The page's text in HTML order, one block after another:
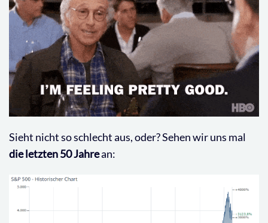
Sieht nicht so schlecht aus, oder? Sehen wir uns mal
die letzten 50 Jahrean: